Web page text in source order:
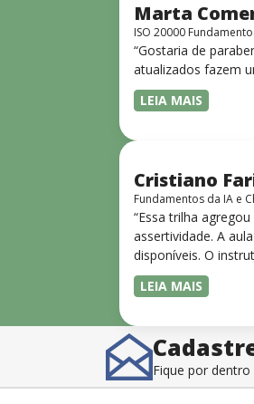
Marta
ISO 20000
“Gostaria de
atualizados fazem
LEIA MAIS
Cristiano
Fundamentos da IA e
“Essa trilha
assertividade. A
disponíveis. O
LEIA MAIS
Fique por